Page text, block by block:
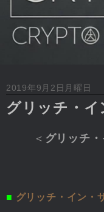
2019年9月2日月曜日
グリッチ・
＜ グリッチ
■ グリッチ・イン・